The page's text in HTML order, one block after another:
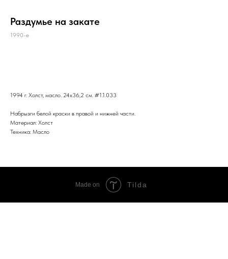
Раздумье на закате
1990-е
1994 г. Холст, масло. 24x36,2 см. #1.1.033
Набрызги белой краски в правой и нижней части.
Материал: Холст
Техника: Масло
Made on Tilda